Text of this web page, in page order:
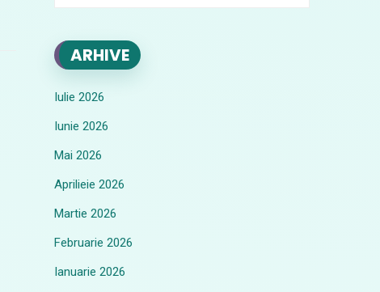
ARHIVE
Iulie 2026
Iunie 2026
Mai 2026
Aprilieie 2026
Martie 2026
Februarie 2026
Ianuarie 2026